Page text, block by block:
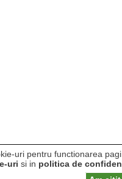
uri pentru functionarea
uri si in politica de